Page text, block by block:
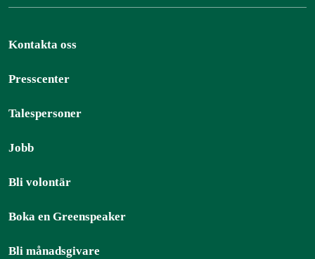
Kontakta oss
Presscenter
Talespersoner
Jobb
Bli volontär
Boka en Greenspeaker
Bli månadsgivare